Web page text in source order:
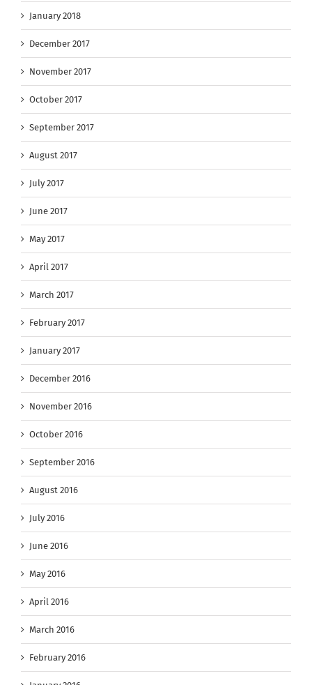
January 2018
December 2017
November 2017
October 2017
September 2017
August 2017
July 2017
June 2017
May 2017
April 2017
March 2017
February 2017
January 2017
December 2016
November 2016
October 2016
September 2016
August 2016
July 2016
June 2016
May 2016
April 2016
March 2016
February 2016